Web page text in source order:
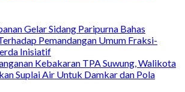
Gelar Sidang Paripurna Bahas
Pemandangan Umum Fraksi-
Inisiatif
Kebakaran TPA Suwung, Walikota
Suplai Air Untuk Damkar dan Pola